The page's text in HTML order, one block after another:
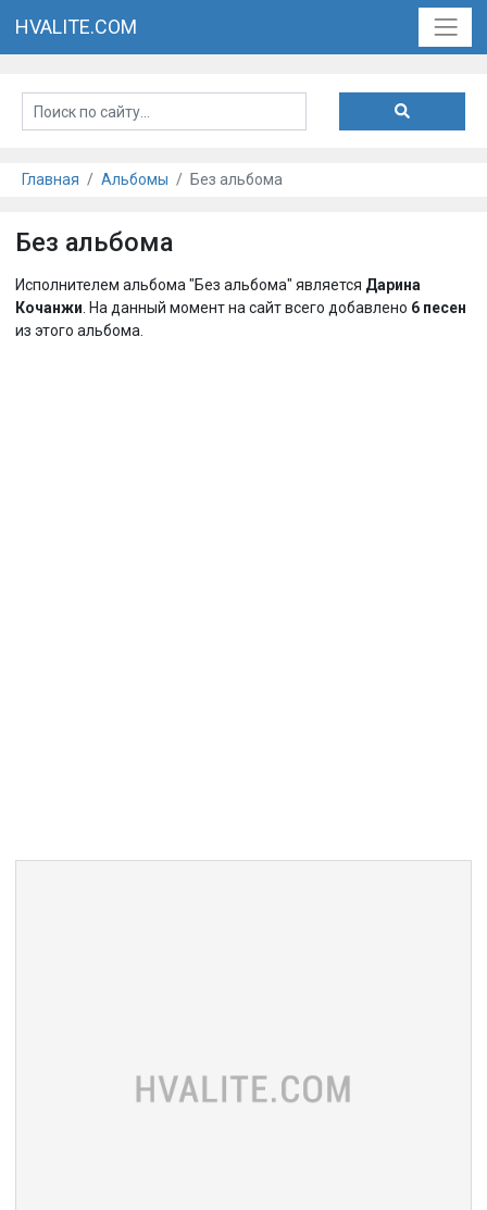
HVALITE.COM
Главная Альбомы Без альбома
Без альбома
Исполнителем альбома "Без альбома" является Дарина
Кочанжи . На данный момент на сайт всего добавлено 6 песен
из этого альбома.